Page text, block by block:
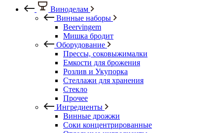
Виноделам
Винные наборы
Beervingem
Мишка бродит
Оборудование
Прессы, соковыжималки
Емкости для брожения
Розлив и Укупорка
Стеллажи для хранения
Стекло
Прочее
Ингредиенты
Винные дрожжи
Соки концентрированные